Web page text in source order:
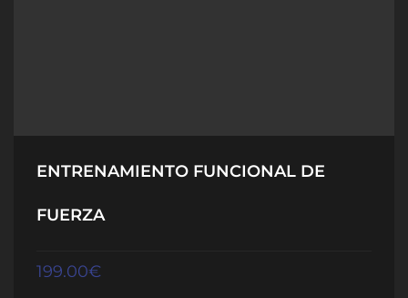
ENTRENAMIENTO FUNCIONAL DE
FUERZA
199.00€